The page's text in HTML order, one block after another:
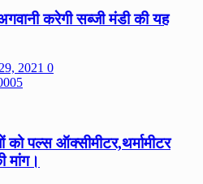
अगवानी करेगी सब्जी मंडी की यह
2021 0
पल्स ऑक्सीमीटर,थर्मामीटर
मांग।